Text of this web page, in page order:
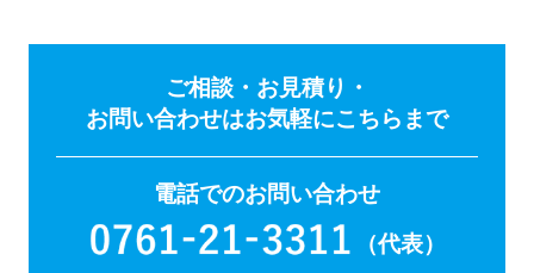
ご相談・お見積り・
お問い合わせはお気軽にこちらまで
電話でのお問い合わせ
（代表）